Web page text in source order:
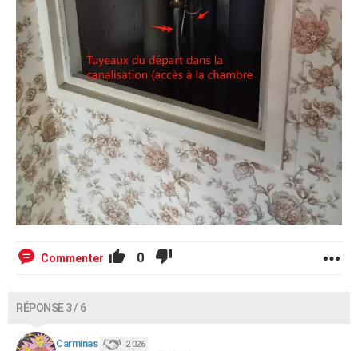
Commenter 0
RÉPONSE 3 / 6
Carminas 2 026